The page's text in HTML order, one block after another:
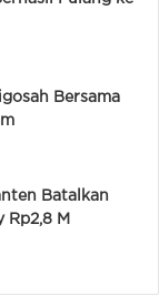
Bersama
Batalkan
Rp2,8 M